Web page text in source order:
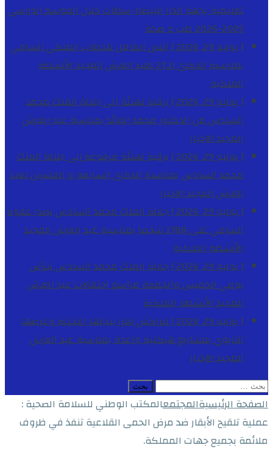
تعليمية بجهة الدار البيضاء-سطات خلال الموسم الدراسي
2025-2026
طب و صحة
[ يوليو 29, 2026 ]
النص الكامل للخطاب الملكي السامي
بمناسبة الذكرى الـ27 لعيد العرش المجيد
الأنشطة
الملكية
[ يوليو 29, 2026 ]
برقية تهنئة الى جلالة الملك محمد
السادس من الدكتور محمد الفائد بمناسبة عيد العرش
المجيدالاخبار
[ يوليو 29, 2026 ]
برقية تهنئة مرفوعة إلى جلالة الملك
محمد السادس بمناسبة الذكرى السابعة و العشرين لعيد
العرش المجيدالاخبار
[ يوليو 29, 2026 ]
جلالة الملك محمد السادس يصدر عفوه
السامي على 1788 شخصا بمناسبة عيد العرش المجيد
الأنشطة الملكية
[ يوليو 29, 2026 ]
جلالة الملك محمد السادس يترأس
يومي الخميس والجمعة مراسم احتفالات عيد العرش
المجيدالأنشطة الملكية
[ يوليو 29, 2026 ]
مراكش تعزز بنياتها التحتية وعرضها
التربوي بمشاريع هيكلية واعدة بمناسبة عيد العرش
المجيدالاخبار
البحث
عن:
الصفحة الرئيسيةالمجتمعالمكتب الوطني للسلامة الصحية :
عملية تلقيح الأبقار ضد مرض الحمى القلاعية تنفذ في ظروف
ملائمة بجميع جهات المملكة.